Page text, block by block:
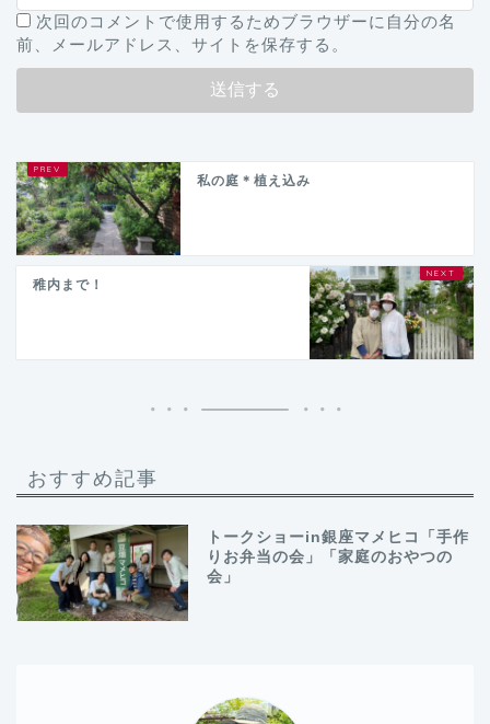
次回のコメントで使用するためブラウザーに自分の名
前、メールアドレス、サイトを保存する。
私の庭＊植え込み
稚内まで！
おすすめ記事
トークショーin銀座マメヒコ「手作
りお弁当の会」「家庭のおやつの
会」